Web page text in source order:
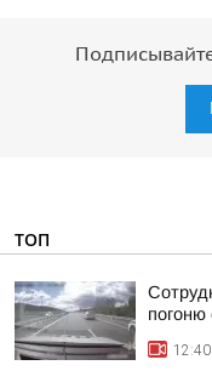
ТОП
погоню
12:40